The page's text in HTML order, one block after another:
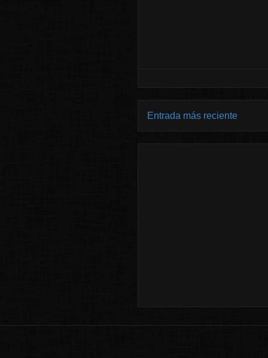
Entrada más reciente